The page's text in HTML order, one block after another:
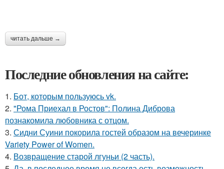
читать дальше →
Последние обновления на сайте:
1. Бот, которым пользуюсь vk.
2. "Рома Приехал в Ростов": Полина Диброва
познакомила любовника с отцом.
3. Сидни Суини покорила гостей образом на вечеринке
Variety Power of Women.
4. Возвращение старой лгуньи (2 часть).